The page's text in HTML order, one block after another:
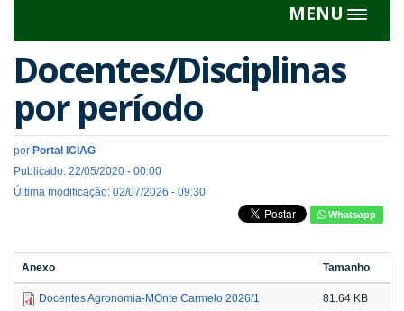
MENU
Toggle
Docentes/Disciplinas
por período
por Portal ICIAG
Publicado: 22/05/2020 - 00:00
Última modificação: 02/07/2026 - 09:30
Whatsapp
Anexo Tamanho
Docentes Agronomia-MOnte Carmelo 2026/1 81.64 KB